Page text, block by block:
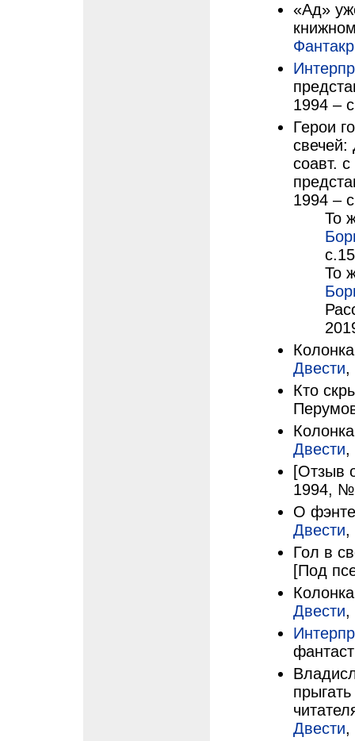
«Ад»
1994 –
Герои
свечей:
соавт. с
1994 –
То
То
Двести,
Кто
Двести,
[Отзыв
1994,
О
Двести,
Гол в
[Под
Двести,
Двести,